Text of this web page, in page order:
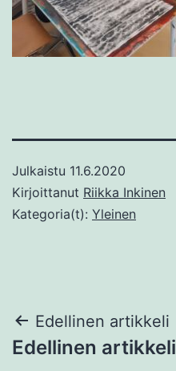
Julkaistu 11.6.2020
Kirjoittanut Riikka Inkinen
Kategoria(t): Yleinen
Artikkelien
selaus
Edellinen artikkeli
Edellinen artikkeli